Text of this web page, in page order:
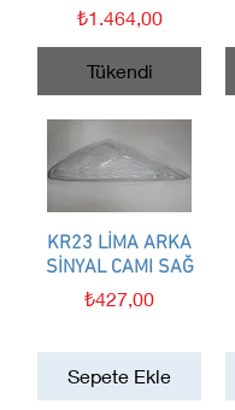
Fiyat
₺1.464,00
Tükendi
Hızlı Bakış
KR23 LİMA ARKA
SİNYAL CAMI SAĞ
Fiyat
₺427,00
Sepete Ekle